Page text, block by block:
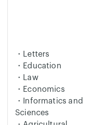
・Letters
・Education
・Law
・Economics
・Informatics and
Sciences